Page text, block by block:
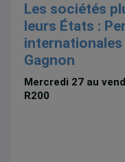
Les sociétés
leurs États :
internationales
Gagnon
Mercredi 27 au
R200